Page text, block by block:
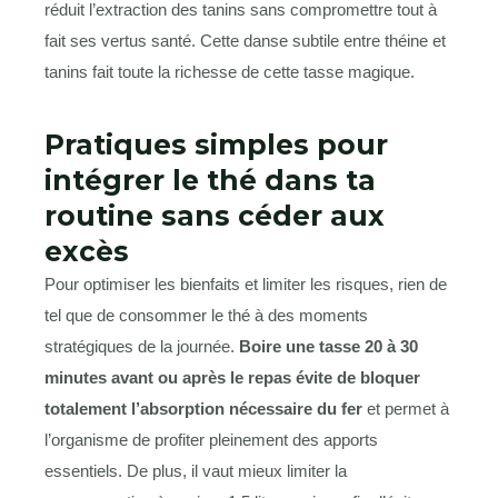
réduit l’extraction des tanins sans compromettre tout à
fait ses vertus santé. Cette danse subtile entre théine et
tanins fait toute la richesse de cette tasse magique.
Pratiques simples pour
intégrer le thé dans ta
routine sans céder aux
excès
Pour optimiser les bienfaits et limiter les risques, rien de
tel que de consommer le thé à des moments
stratégiques de la journée. Boire une tasse 20 à 30
minutes avant ou après le repas évite de bloquer
totalement l’absorption nécessaire du fer et permet à
l’organisme de profiter pleinement des apports
essentiels. De plus, il vaut mieux limiter la